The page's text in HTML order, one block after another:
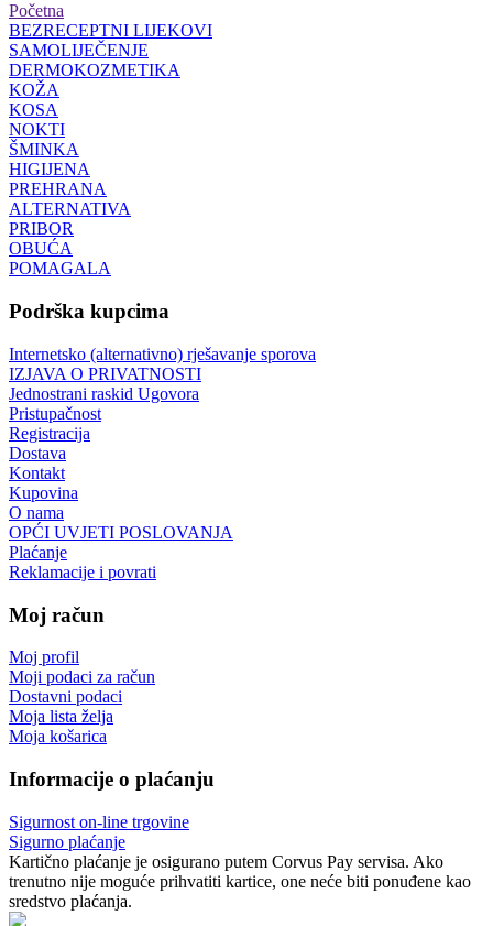
Početna
BEZRECEPTNI LIJEKOVI
SAMOLIJEČENJE
DERMOKOZMETIKA
KOŽA
KOSA
NOKTI
ŠMINKA
HIGIJENA
PREHRANA
ALTERNATIVA
PRIBOR
OBUĆA
POMAGALA
Podrška kupcima
Internetsko (alternativno) rješavanje sporova
IZJAVA O PRIVATNOSTI
Jednostrani raskid Ugovora
Pristupačnost
Registracija
Dostava
Kontakt
Kupovina
O nama
OPĆI UVJETI POSLOVANJA
Plaćanje
Reklamacije i povrati
Moj račun
Moj profil
Moji podaci za račun
Dostavni podaci
Moja lista želja
Moja košarica
Informacije o plaćanju
Sigurnost on-line trgovine
Sigurno plaćanje
Kartično plaćanje je osigurano putem Corvus Pay servisa. Ako
trenutno nije moguće prihvatiti kartice, one neće biti ponuđene kao
sredstvo plaćanja.